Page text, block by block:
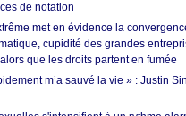
de notation
met en évidence la
cupidité des grandes
que les droits partent en fumée
m’a sauvé la vie » : Justin